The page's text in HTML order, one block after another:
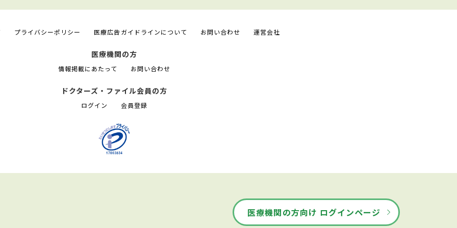
プライバシーポリシー 医療広告ガイドラインについて お問い合わせ 運営会社
医療機関の方
情報掲載にあたって お問い合わせ
ドクターズ・ファイル会員の方
ログイン 会員登録
医療機関の方向け ログインページ